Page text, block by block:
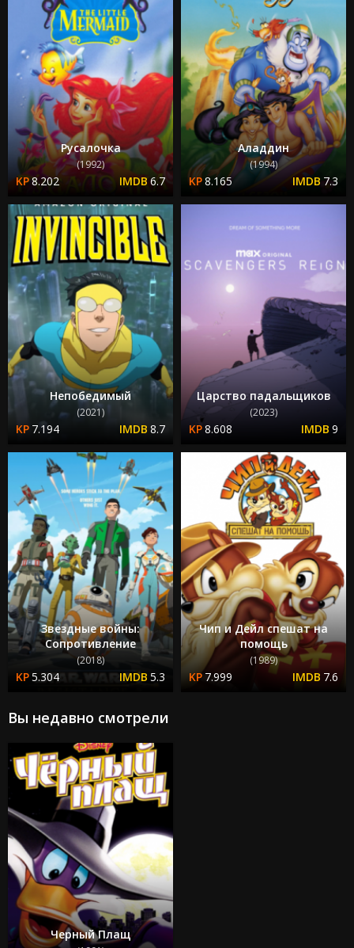
Русалочка
(1992)
8.202 6.7
Аладдин
(1994)
8.165 7.3
Непобедимый
(2021)
7.194 8.7
Царство падальщиков
(2023)
8.608 9
Звездные войны:
Сопротивление
(2018)
5.304 5.3
Чип и Дейл спешат на
помощь
(1989)
7.999 7.6
Вы недавно смотрели
Черный Плащ